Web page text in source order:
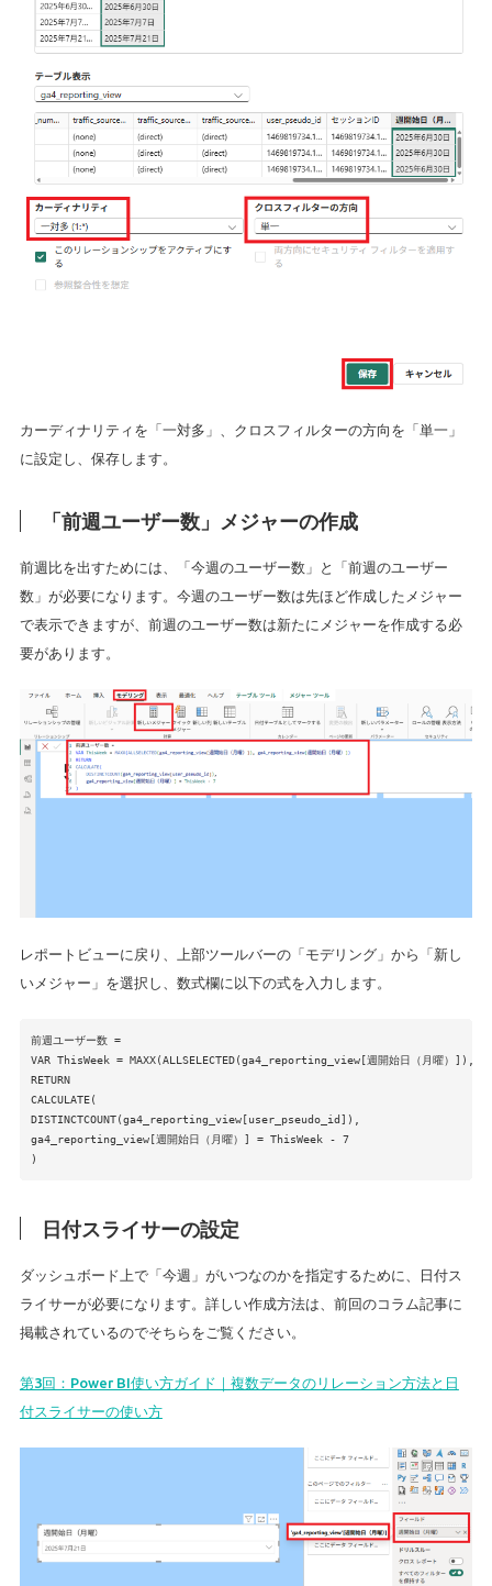
カーディナリティを「一対多」、クロスフィルターの方向を「単一」
に設定し、保存します。
「前週ユーザー数」メジャーの作成
前週比を出すためには、「今週のユーザー数」と「前週のユーザー
数」が必要になります。今週のユーザー数は先ほど作成したメジャー
で表示できますが、前週のユーザー数は新たにメジャーを作成する必
要があります。
レポートビューに戻り、上部ツールバーの「モデリング」から「新し
いメジャー」を選択し、数式欄に以下の式を入力します。
前週ユーザー数 =
VAR ThisWeek = MAXX(ALLSELECTED(ga4_reporting_view[週開始日（月曜）]),
RETURN
CALCULATE(
DISTINCTCOUNT(ga4_reporting_view[user_pseudo_id]),
ga4_reporting_view[週開始日（月曜）] = ThisWeek - 7
)
日付スライサーの設定
ダッシュボード上で「今週」がいつなのかを指定するために、日付ス
ライサーが必要になります。詳しい作成方法は、前回のコラム記事に
掲載されているのでそちらをご覧ください。
第3回：Power BI使い方ガイド｜複数データのリレーション方法と日
付スライサーの使い方